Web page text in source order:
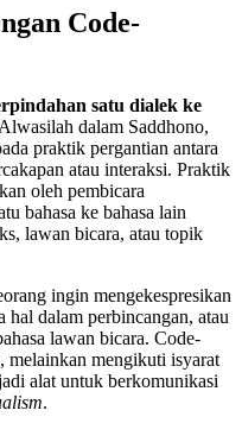
Code-
satu dialek ke
dalam Saddhono,
praktik pergantian antara
atau interaksi. Praktik
oleh pembicara
bahasa ke bahasa lain
lawan bicara, atau topik
ingin mengekespresikan
hal dalam perbincangan, atau
lawan bicara. Code-
, melainkan mengikuti isyarat
alat untuk berkomunikasi
.